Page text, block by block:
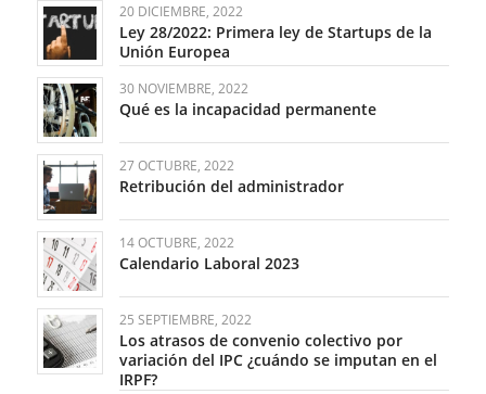
20 DICIEMBRE, 2022
Ley 28/2022: Primera ley de Startups de la
Unión Europea
30 NOVIEMBRE, 2022
Qué es la incapacidad permanente
27 OCTUBRE, 2022
Retribución del administrador
14 OCTUBRE, 2022
Calendario Laboral 2023
25 SEPTIEMBRE, 2022
Los atrasos de convenio colectivo por
variación del IPC ¿cuándo se imputan en el
IRPF?